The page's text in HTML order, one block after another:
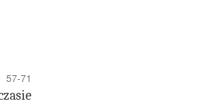
57-71